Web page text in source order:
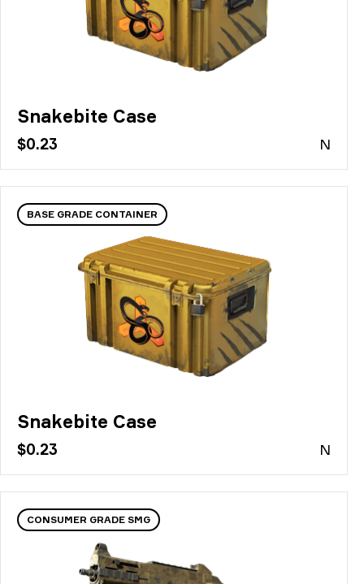
Snakebite Case
$0.23 N
BASE GRADE CONTAINER
Snakebite Case
$0.23 N
CONSUMER GRADE SMG